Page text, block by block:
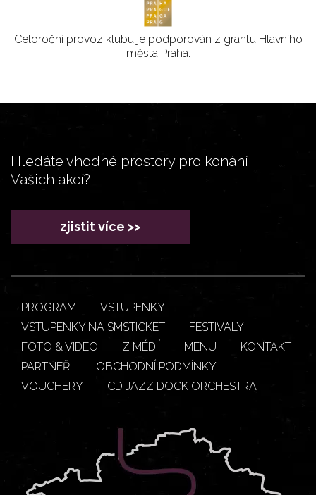
Celoroční provoz klubu je podporován z grantu Hlavního
města Praha.
Hledáte vhodné prostory pro konání
Vašich akcí?
zjistit více >>
PROGRAM
VSTUPENKY
VSTUPENKY NA SMSTICKET
FESTIVALY
FOTO & VIDEO
Z MÉDIÍ MENU
KONTAKT
PARTNEŘI
OBCHODNÍ PODMÍNKY
VOUCHERY
CD JAZZ DOCK ORCHESTRA